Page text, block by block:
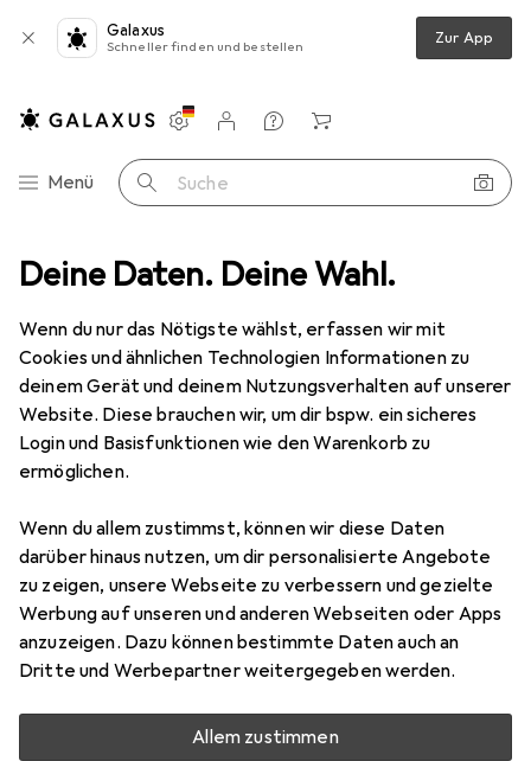
Deine Daten. Deine Wahl.
Wenn du nur das Nötigste wählst, erfassen wir mit
Cookies und ähnlichen Technologien Informationen zu
deinem Gerät und deinem Nutzungsverhalten auf unserer
Website. Diese brauchen wir, um dir bspw. ein sicheres
Login und Basisfunktionen wie den Warenkorb zu
ermöglichen.
Wenn du allem zustimmst, können wir diese Daten
darüber hinaus nutzen, um dir personalisierte Angebote
zu zeigen, unsere Webseite zu verbessern und gezielte
Werbung auf unseren und anderen Webseiten oder Apps
anzuzeigen. Dazu können bestimmte Daten auch an
Dritte und Werbepartner weitergegeben werden.
Allem zustimmen
Galaxus
Schneller finden und bestellen Zur App
Navigation nach Kategorien
Menü Suche
Einstellungen
Kundenkonto
Vergleichslisten
Merklisten
Warenkorb
Wohnen Möbel Schlafzimmer Matratze
5 Bilder
TojoErgo
Preis in EUR inkl. MwSt.
EUR
792,07
7
Bewertungen Marke
Mehr von Tojo
Zwischen Fr, 14.8. und Mo, 17.8. geliefert
Nur 1 Stück an Lager beim Lieferanten